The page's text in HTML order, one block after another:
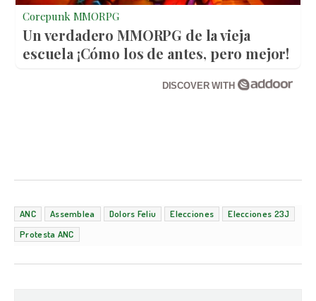
Corepunk MMORPG
Un verdadero MMORPG de la vieja
escuela ¡Cómo los de antes, pero mejor!
DISCOVER WITH
ANC Assemblea Dolors Feliu Elecciones
Elecciones 23J
Protesta ANC